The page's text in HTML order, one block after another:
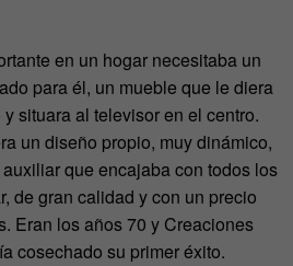
en un hogar necesitaba un
para él, un mueble que le diera
situara al televisor en el centro.
un diseño propio, muy dinámico,
que encajaba con todos los
de gran calidad y con un precio
Eran los años 70 y Creaciones
cosechado su primer éxito.